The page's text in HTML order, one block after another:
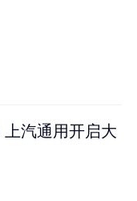
汽通用开启大